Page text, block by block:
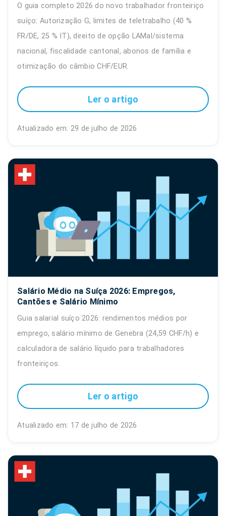
O guia completo 2026 do novo trabalhador fronteiriço
suíço: Autorização G, limites de teletrabalho (40 %
FR/DE, 25 % IT), direito de opção LAMal/sistema
nacional, fiscalidade cantonal, abonos de família e
otimização do câmbio CHF/EUR.
Ler o artigo
Atualizado em: 29 de julho de 2026
Salário Médio na Suíça 2026: Empregos,
Cantões e Salário Mínimo
Guia salarial suíço 2026: rendimentos médios por
emprego, salário mínimo de Genebra (24,59 CHF/h) e
calculadora de salário líquido para trabalhadores
fronteiriços.
Ler o artigo
Atualizado em: 17 de julho de 2026